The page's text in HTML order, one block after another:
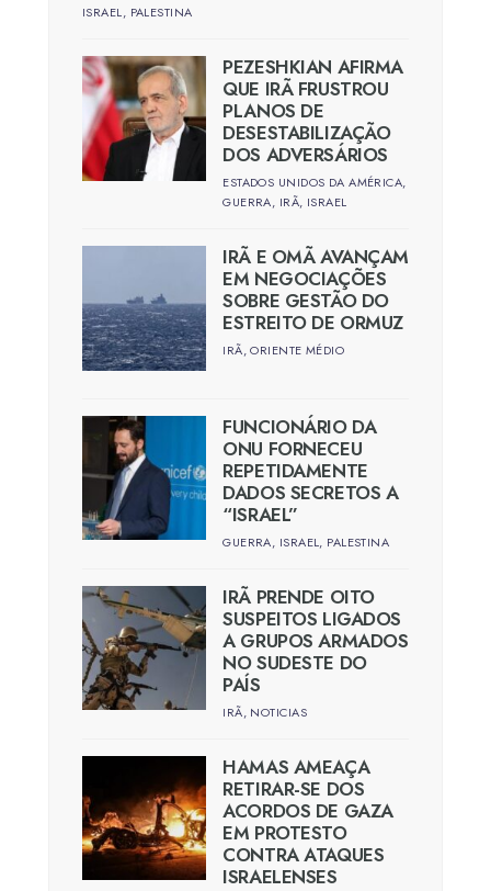
ISRAEL, PALESTINA
PEZESHKIAN AFIRMA
QUE IRÃ FRUSTROU
PLANOS DE
DESESTABILIZAÇÃO
DOS ADVERSÁRIOS
ESTADOS UNIDOS DA AMÉRICA,
GUERRA, IRÃ, ISRAEL
IRÃ E OMÃ AVANÇAM
EM NEGOCIAÇÕES
SOBRE GESTÃO DO
ESTREITO DE ORMUZ
IRÃ,ORIENTE MÉDIO
FUNCIONÁRIO DA
ONU FORNECEU
REPETIDAMENTE
DADOS SECRETOS A
“ISRAEL”
GUERRA, ISRAEL, PALESTINA
IRÃ PRENDE OITO
SUSPEITOS LIGADOS
A GRUPOS ARMADOS
NO SUDESTE DO
PAÍS
IRÃ, NOTICIAS
HAMAS AMEAÇA
RETIRAR-SE DOS
ACORDOS DE GAZA
EM PROTESTO
CONTRA ATAQUES
ISRAELENSES